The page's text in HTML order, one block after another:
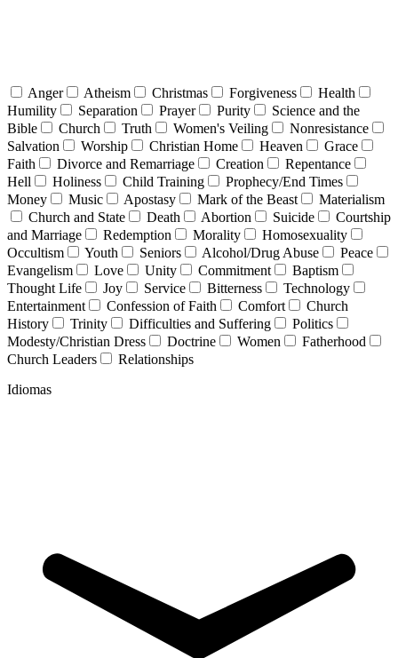
Anger Atheism Christmas Forgiveness
Health
Humility
Separation Prayer Purity
Science and the
Bible
Church Truth Women's Veiling
Nonresistance
Salvation
Worship Christian Home Heaven
Grace
Faith
Divorce and Remarriage Creation
Repentance
Hell
Holiness Child Training
Prophecy/End Times
Money
Music Apostasy Mark of the Beast
Materialism
Church and State
Death Abortion Suicide
Courtship
and Marriage
Redemption Morality
Homosexuality
Occultism
Youth Seniors Alcohol/Drug Abuse
Peace
Evangelism
Love Unity Commitment
Baptism
Thought Life
Joy Service Bitterness
Technology
Entertainment
Confession of Faith Comfort
Church
History
Trinity Difficulties and Suffering
Politics
Modesty/Christian Dress
Doctrine Women
Fatherhood
Church Leaders
Relationships
Idiomas